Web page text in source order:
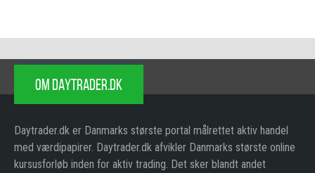
OM DAYTRADER.DK
Daytrader.dk er Danmarks største portal målrettet aktiv handel
med værdipapirer. Daytrader.dk afvikler Danmarks største online
kursusforløb inden for aktiv trading. Det sker blandt andet